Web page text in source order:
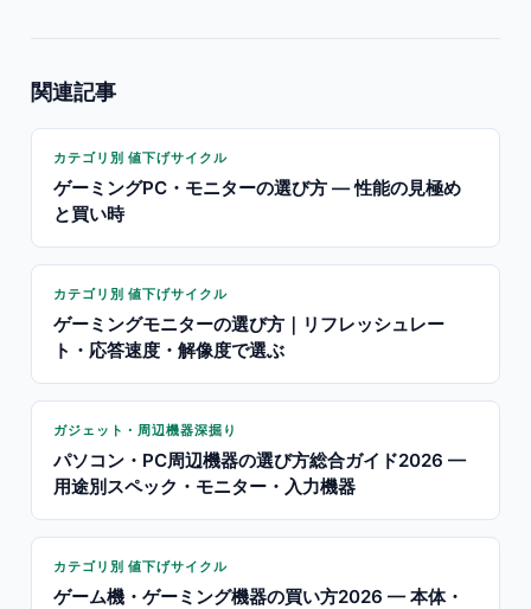
関連記事
カテゴリ別 値下げサイクル
ゲーミングPC・モニターの選び方 — 性能の見極め
と買い時
カテゴリ別 値下げサイクル
ゲーミングモニターの選び方｜リフレッシュレー
ト・応答速度・解像度で選ぶ
ガジェット・周辺機器深掘り
パソコン・PC周辺機器の選び方総合ガイド2026 —
用途別スペック・モニター・入力機器
カテゴリ別 値下げサイクル
ゲーム機・ゲーミング機器の買い方2026 — 本体・